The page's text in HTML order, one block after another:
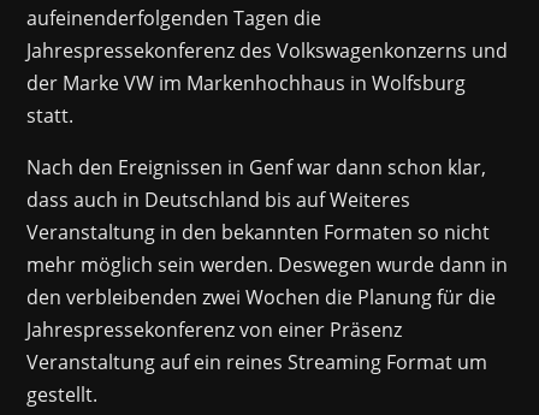
aufeinenderfolgenden Tagen die
Jahrespressekonferenz des Volkswagenkonzerns und
der Marke VW im Markenhochhaus in Wolfsburg
statt.
Nach den Ereignissen in Genf war dann schon klar,
dass auch in Deutschland bis auf Weiteres
Veranstaltung in den bekannten Formaten so nicht
mehr möglich sein werden. Deswegen wurde dann in
den verbleibenden zwei Wochen die Planung für die
Jahrespressekonferenz von einer Präsenz
Veranstaltung auf ein reines Streaming Format um
gestellt.